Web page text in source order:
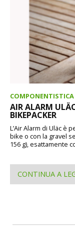
COMPONENTISTICA
AIR ALARM
BIKEPACKER
L’Air Alarm di Uläc è
bike o con la gravel
156 g), esattamente
CONTINUA A